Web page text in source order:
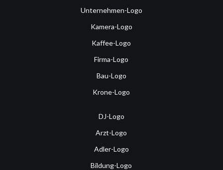
Unternehmen-Logo
Kamera-Logo
Kaffee-Logo
Firma-Logo
Bau-Logo
Krone-Logo
DJ-Logo
Arzt-Logo
Adler-Logo
Bildung-Logo